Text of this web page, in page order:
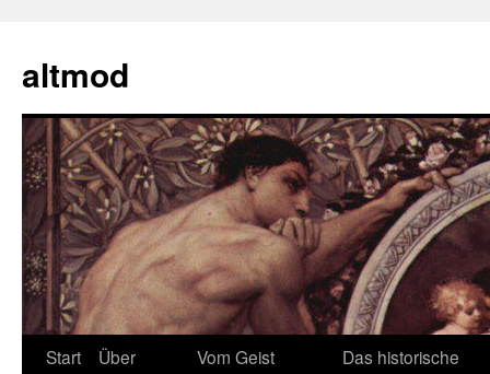
springen
altmod
Start
Über
Vom Geist
Das historische